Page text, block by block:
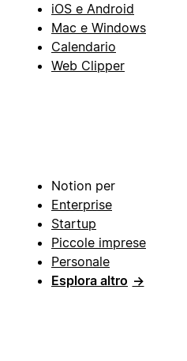
iOS e Android
Mac e Windows
Calendario
Web Clipper
Notion per
Enterprise
Startup
Piccole imprese
Personale
Esplora altro →